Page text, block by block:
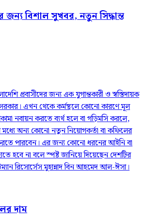
জন্য বিশাল সুখবর, নতুন সিদ্ধান্ত
প্রবাসীদের জন্য এক যুগান্তকারী ও স্বস্তিদায়ক
এখন থেকে কর্মস্থলে কোনো কারণে মূল
নবায়ন করতে ব্যর্থ হলে বা গড়িমসি করলে,
মধ্যে অন্য কোনো নতুন নিয়োগকর্তা বা কফিলের
পারবেন। এর জন্য কোনো ধরনের আইনি বা
হবে না বলে স্পষ্ট জানিয়ে দিয়েছেন দেশটির
রিসোর্সেস মুহান্নাদ বিন আহমেদ আল-ঈসা।
দাম